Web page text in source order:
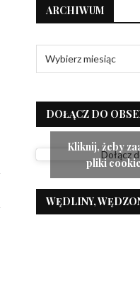
ARCHIWUM
DOŁĄCZ DO
Dołącz
Kliknij, żeby
pliki
WĘDLINY,